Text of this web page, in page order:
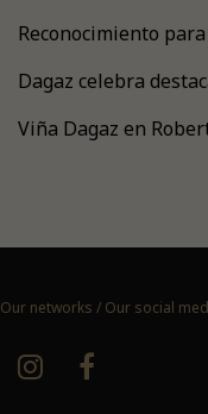
Reconocimiento para
Dagaz celebra
Viña Dagaz en
Our networks / Our social